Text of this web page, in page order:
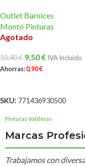
Outlet Barnices
Montó Pinturas
Agotado
10,40€ 9,50€ IVA Incluido
Ahorras:0,90€
SKU: 771436930500
Pinturas Valderas
Marcas
Trabajamos con